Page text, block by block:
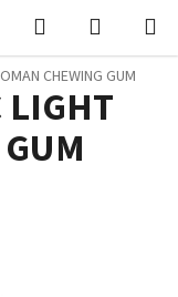
Hledat
KOŠÍK
CHEWING GUM
LIGHT